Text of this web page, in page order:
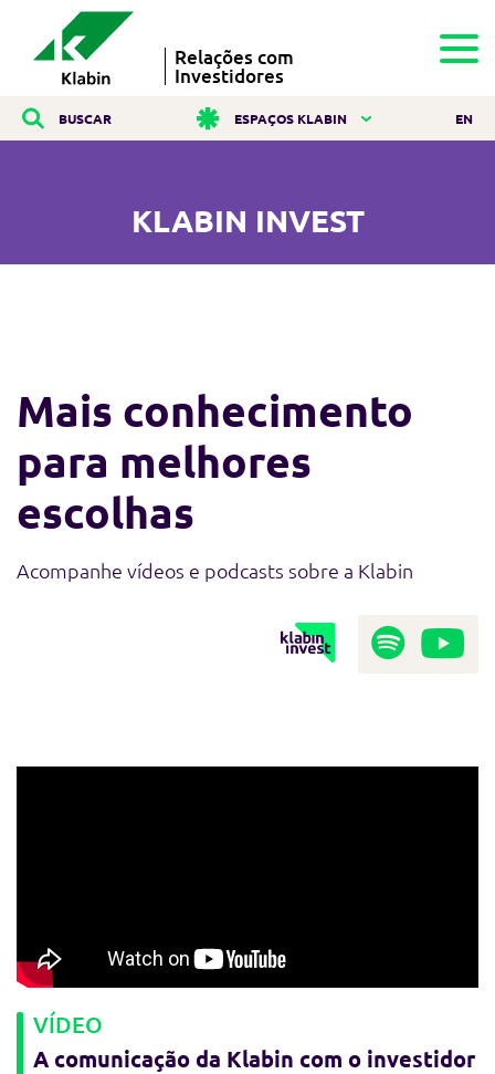
Relações com
Investidores
BUSCAR ESPAÇOS KLABIN EN
KLABIN INVEST
Mais conhecimento
para melhores
escolhas
Acompanhe vídeos e podcasts sobre a Klabin
VÍDEO
A comunicação da Klabin com o investidor